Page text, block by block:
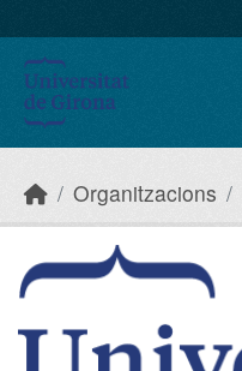
Organitzacions